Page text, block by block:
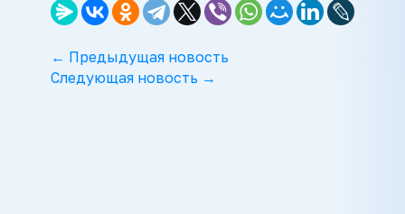
← Предыдущая новость
Следующая новость →